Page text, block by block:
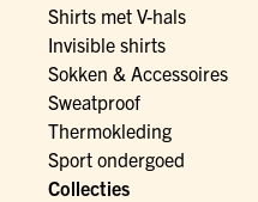
Shirts met V-hals
Invisible shirts
Sokken & Accessoires
Sweatproof
Thermokleding
Sport ondergoed
Collecties